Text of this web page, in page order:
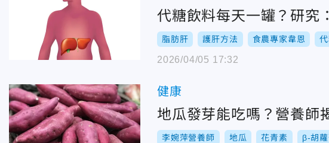
代糖飲料每天一罐？研究
脂肪肝 護肝方法 食農專家韋恩
2026/04/05 17:32
健康
地瓜發芽能吃嗎？營養
李婉萍營養師 地瓜 花青素 β-胡